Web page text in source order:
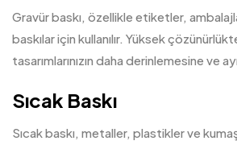
Gravür baskı, özellikle etiketler,
baskılar için kullanılır. Yüksek
tasarımlarınızın daha derinlemesine ve
Sıcak Baskı
Sıcak baskı, metaller, plastikler ve